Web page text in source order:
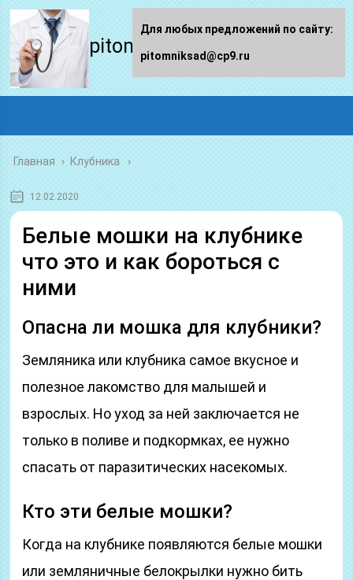
pitomniksad.ru
Главная › Клубника
12.02.2020
Белые мошки на клубнике
что это и как бороться с
ними
Опасна ли мошка для клубники?
Земляника или клубника самое вкусное и
полезное лакомство для малышей и
взрослых. Но уход за ней заключается не
только в поливе и подкормках, ее нужно
спасать от паразитических насекомых.
Кто эти белые мошки?
Когда на клубнике появляются белые мошки
или земляничные белокрылки нужно бить
Для любых предложений по сайту:
pitomniksad@cp9.ru